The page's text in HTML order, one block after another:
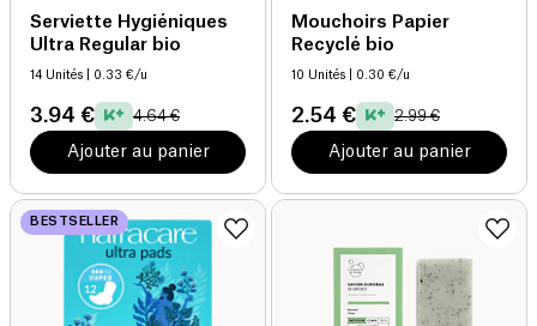
Serviette Hygiéniques
Ultra Regular bio
14 Unités | 0.33 €/u
3.94 € 4.64 €
Ajouter au panier
Mouchoirs Papier
Recyclé bio
10 Unités | 0.30 €/u
2.54 € 2.99 €
Ajouter au panier
BESTSELLER